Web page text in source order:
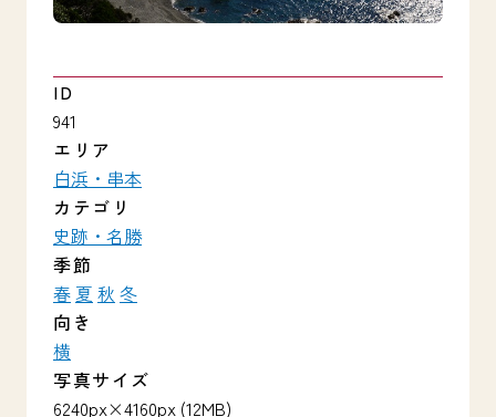
ID
941
エリア
白浜・串本
カテゴリ
史跡・名勝
季節
春夏 秋 冬
向き
横
写真サイズ
6240px×4160px (12MB)